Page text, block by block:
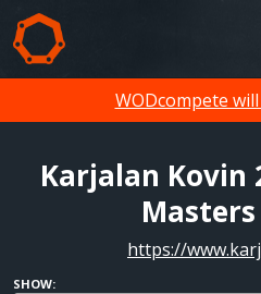
WODcompete
Karjalan Kovin
https://
SHOW: